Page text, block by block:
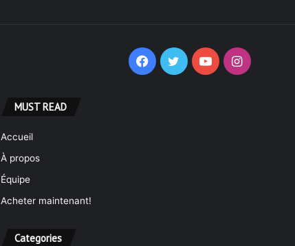
Facebook
TwitterYouTubeInstagram
MUST READ
Accueil
À propos
Équipe
Acheter maintenant!
Categories